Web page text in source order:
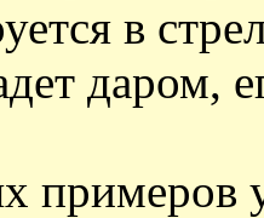
в
даром,
примеров